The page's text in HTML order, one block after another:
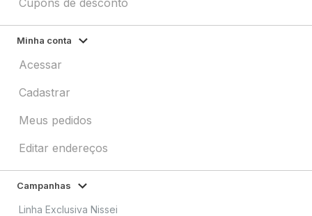
Minha conta
Acessar
Cadastrar
Meus pedidos
Editar endereços
Campanhas
Linha Exclusiva Nissei